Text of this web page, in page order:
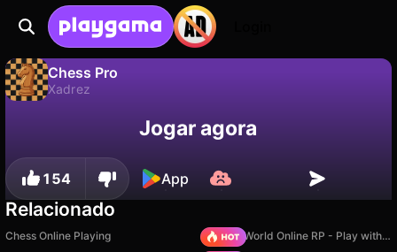
Chess Pro
Xadrez
Salve o progresso!Jogar agora
154 App
Relacionado
Chess Online Playing
Sprunki World Online RP - Play with Friends!